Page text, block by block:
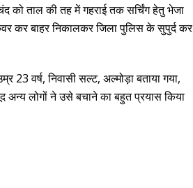
चंद को ताल की तह में गहराई तक सर्चिंग हेतु भेजा
कर बाहर निकालकर जिला पुलिस के सुपुर्द कर
23 वर्ष, निवासी सल्ट, अल्मोड़ा बताया गया,
लोगों ने उसे बचाने का बहुत प्रयास किया